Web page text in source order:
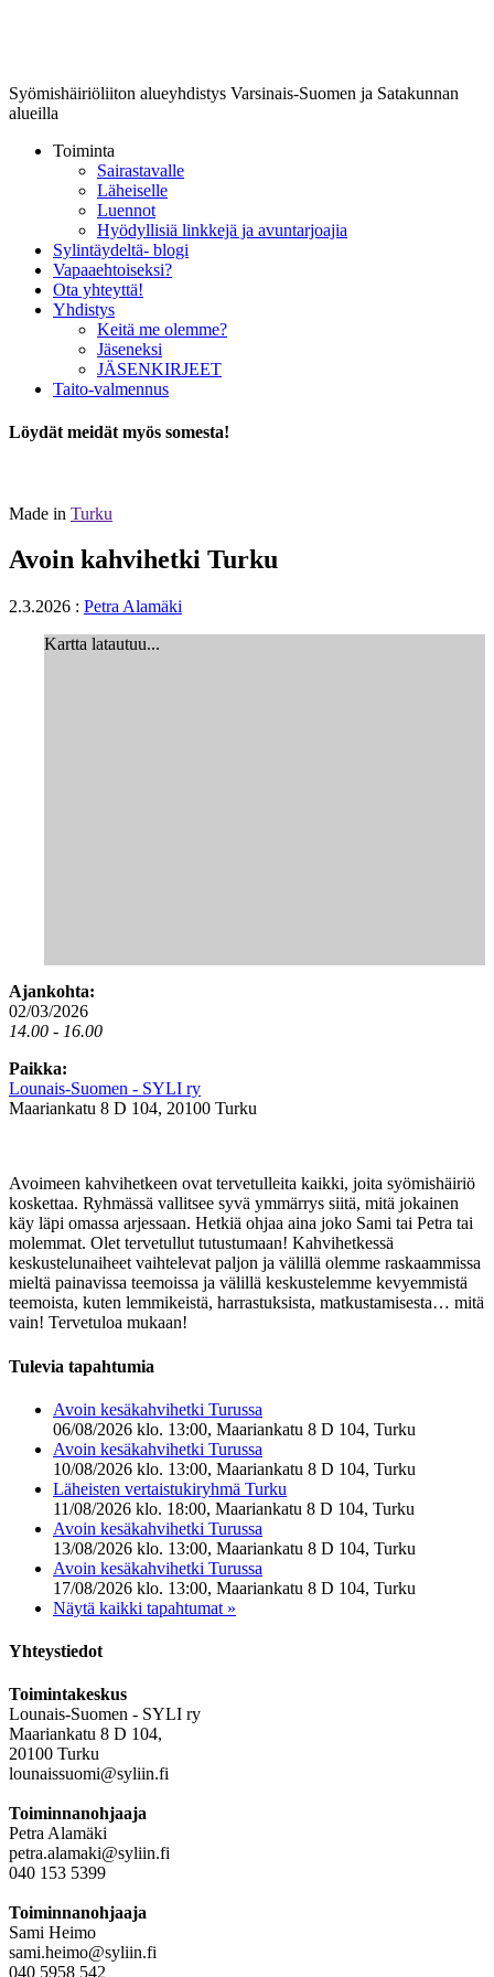
Syömishäiriöliiton alueyhdistys Varsinais-Suomen ja Satakunnan
alueilla
Toiminta
Sairastavalle
Läheiselle
Luennot
Hyödyllisiä linkkejä ja avuntarjoajia
Sylintäydeltä- blogi
Vapaaehtoiseksi?
Ota yhteyttä!
Yhdistys
Keitä me olemme?
Jäseneksi
JÄSENKIRJEET
Taito-valmennus
Löydät meidät myös somesta!
Made in Turku
Avoin kahvihetki Turku
2.3.2026 : Petra Alamäki
Kartta latautuu...
Ajankohta:
02/03/2026
14.00 - 16.00
Paikka:
Lounais-Suomen - SYLI ry
Maariankatu 8 D 104, 20100 Turku
Avoimeen kahvihetkeen ovat tervetulleita kaikki, joita syömishäiriö
koskettaa. Ryhmässä vallitsee syvä ymmärrys siitä, mitä jokainen
käy läpi omassa arjessaan. Hetkiä ohjaa aina joko Sami tai Petra tai
molemmat. Olet tervetullut tutustumaan! Kahvihetkessä
keskustelunaiheet vaihtelevat paljon ja välillä olemme raskaammissa
mieltä painavissa teemoissa ja välillä keskustelemme kevyemmistä
teemoista, kuten lemmikeistä, harrastuksista, matkustamisesta… mitä
vain! Tervetuloa mukaan!
Tulevia tapahtumia
Avoin kesäkahvihetki Turussa
06/08/2026 klo. 13:00, Maariankatu 8 D 104, Turku
Avoin kesäkahvihetki Turussa
10/08/2026 klo. 13:00, Maariankatu 8 D 104, Turku
Läheisten vertaistukiryhmä Turku
11/08/2026 klo. 18:00, Maariankatu 8 D 104, Turku
Avoin kesäkahvihetki Turussa
13/08/2026 klo. 13:00, Maariankatu 8 D 104, Turku
Avoin kesäkahvihetki Turussa
17/08/2026 klo. 13:00, Maariankatu 8 D 104, Turku
Näytä kaikki tapahtumat »
Yhteystiedot
Toimintakeskus
Lounais-Suomen - SYLI ry
Maariankatu 8 D 104,
20100 Turku
lounaissuomi@syliin.fi
Toiminnanohjaaja
Petra Alamäki
petra.alamaki@syliin.fi
040 153 5399
Toiminnanohjaaja
Sami Heimo
sami.heimo@syliin.fi
040 5958 542